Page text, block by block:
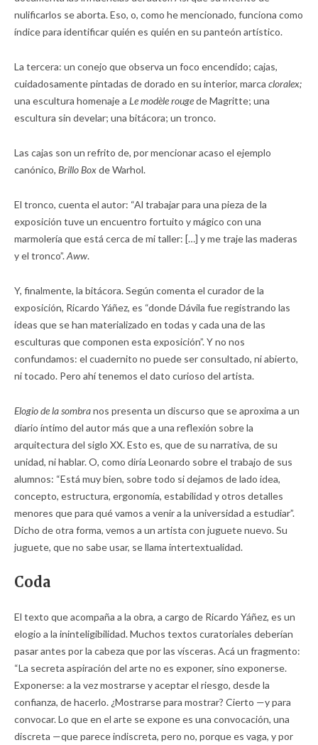
nulificarlos se aborta. Eso, o, como he mencionado, funciona como
índice para identificar quién es quién en su panteón artístico.
La tercera: un conejo que observa un foco encendido; cajas,
cuidadosamente pintadas de dorado en su interior, marca cloralex;
una escultura homenaje a Le modèle rougede Magritte; una
escultura sin develar; una bitácora; un tronco.
Las cajas son un refrito de, por mencionar acaso el ejemplo
canónico, Brillo Boxde Warhol.
El tronco, cuenta el autor: “Al trabajar para una pieza de la
exposición tuve un encuentro fortuito y mágico con una
marmolería que está cerca de mi taller: […] y me traje las maderas
y el tronco”.Aww.
Y, finalmente, la bitácora. Según comenta el curador de la
exposición, Ricardo Yáñez, es “donde Dávila fue registrando las
ideas que se han materializado en todas y cada una de las
esculturas que componen esta exposición”. Y no nos
confundamos: el cuadernito no puede ser consultado, ni abierto,
ni tocado. Pero ahí tenemos el dato curioso del artista.
Elogio de la sombranos presenta un discurso que se aproxima a un
diario íntimo del autor más que a una reflexión sobre la
arquitectura del siglo XX. Esto es, que de su narrativa, de su
unidad, ni hablar. O, como diría Leonardo sobre el trabajo de sus
alumnos: “Está muy bien, sobre todo si dejamos de lado idea,
concepto, estructura, ergonomía, estabilidad y otros detalles
menores que para qué vamos a venir a la universidad a estudiar”.
Dicho de otra forma, vemos a un artista con juguete nuevo. Su
juguete, que no sabe usar, se llama intertextualidad.
Coda
El texto que acompaña a la obra, a cargo de Ricardo Yáñez, es un
elogio a la ininteligibilidad. Muchos textos curatoriales deberían
pasar antes por la cabeza que por las vísceras. Acá un fragmento:
“La secreta aspiración del arte no es exponer, sino exponerse.
Exponerse: a la vez mostrarse y aceptar el riesgo, desde la
confianza, de hacerlo. ¿Mostrarse para mostrar? Cierto —y para
convocar. Lo que en el arte se expone es una convocación, una
discreta —que parece indiscreta, pero no, porque es vaga, y por